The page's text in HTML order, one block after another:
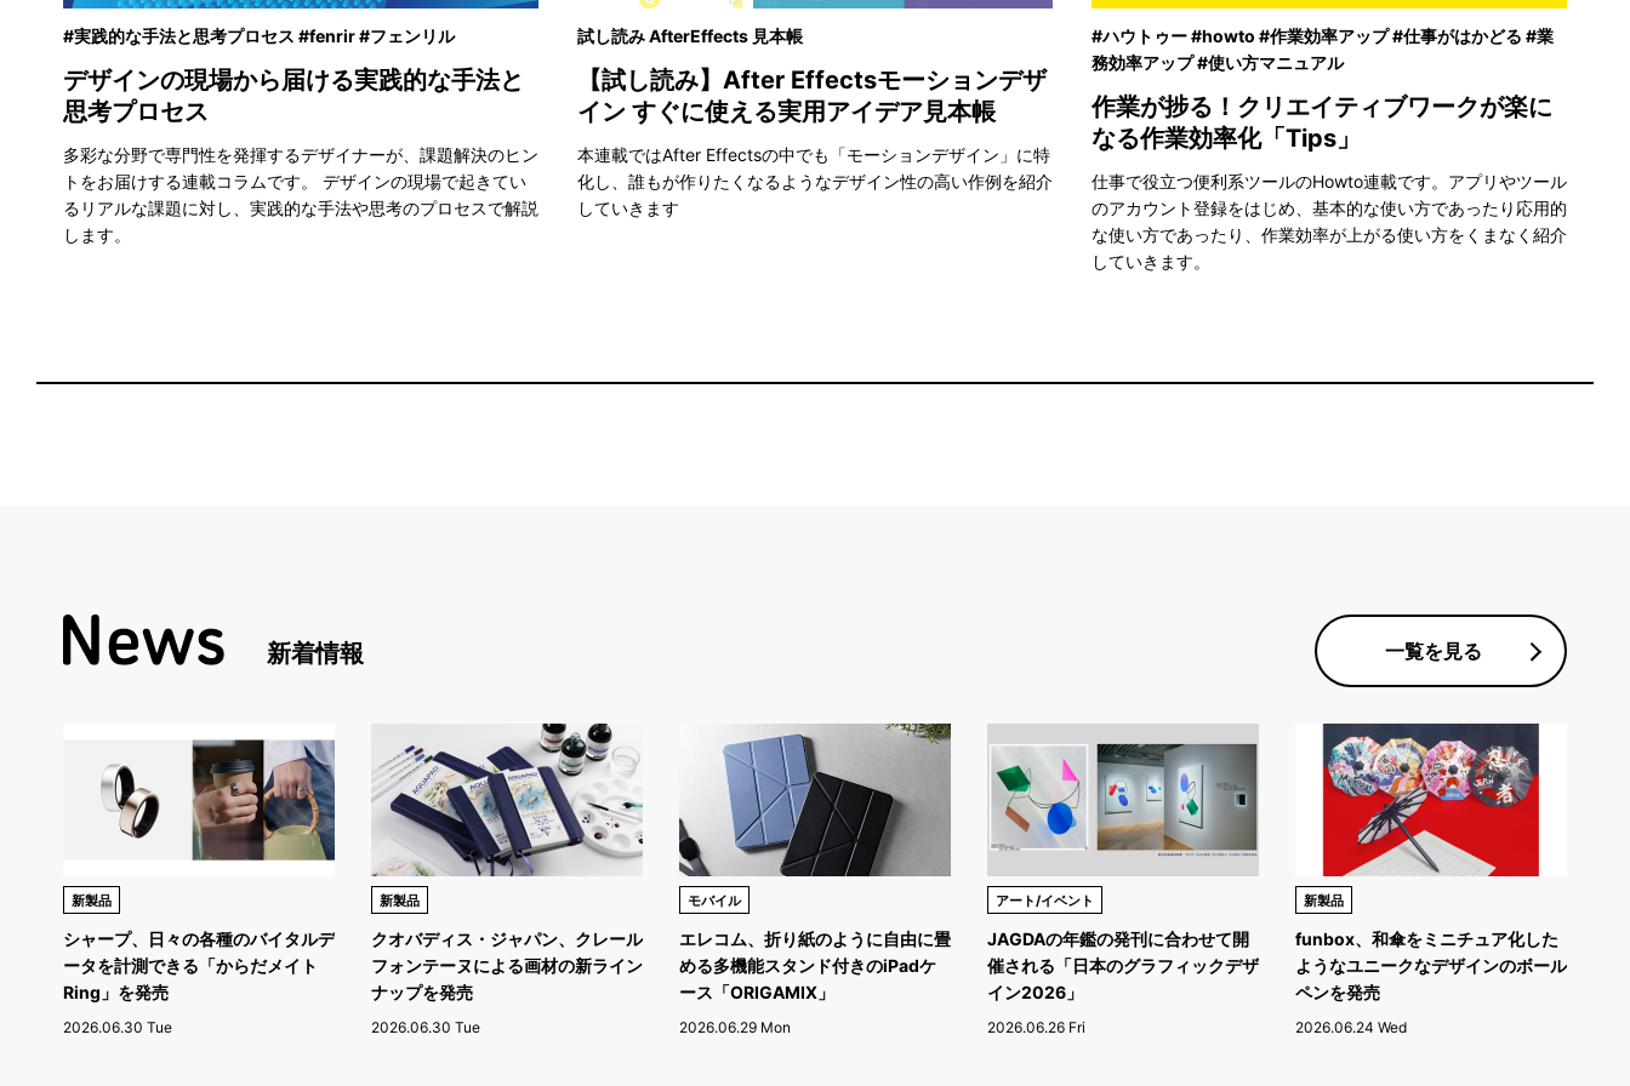
#実践的な手法と思考プロセス #fenrir #フェンリル
デザインの現場から届ける実践的な手法と
思考プロセス
多彩な分野で専門性を発揮するデザイナーが、課題解決のヒン
トをお届けする連載コラムです。 デザインの現場で起きてい
るリアルな課題に対し、実践的な手法や思考のプロセスで解説
します。
試し読み AfterEffects 見本帳
【試し読み】After Effectsモーションデザ
イン すぐに使える実用アイデア見本帳
本連載ではAfter Effectsの中でも「モーションデザイン」に特
化し、誰もが作りたくなるようなデザイン性の高い作例を紹介
していきます
#ハウトゥー #howto #作業効率アップ #仕事がはかどる #業
務効率アップ #使い方マニュアル
作業が捗る！クリエイティブワークが楽に
なる作業効率化「Tips」
仕事で役立つ便利系ツールのHowto連載です。アプリやツール
のアカウント登録をはじめ、基本的な使い方であったり応用的
な使い方であったり、作業効率が上がる使い方をくまなく紹介
していきます。
新着情報 一覧を見る
新製品
シャープ、日々の各種のバイタルデ
ータを計測できる「からだメイト
Ring」を発売
2026.06.30 Tue
新製品
クオバディス・ジャパン、クレール
フォンテーヌによる画材の新ライン
ナップを発売
2026.06.30 Tue
モバイル
エレコム、折り紙のように自由に畳
める多機能スタンド付きのiPadケ
ース「ORIGAMIX」
2026.06.29 Mon
アート/イベント
JAGDAの年鑑の発刊に合わせて開
催される「日本のグラフィックデザ
イン2026」
2026.06.26 Fri
新製品
funbox、和傘をミニチュア化した
ようなユニークなデザインのボール
ペンを発売
2026.06.24 Wed